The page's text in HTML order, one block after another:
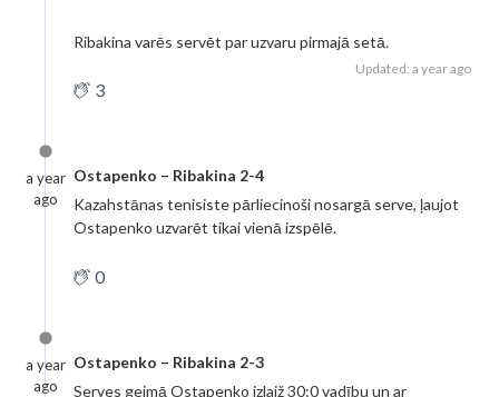
Ribakina varēs servēt par uzvaru pirmajā setā.
Updated: a year ago
3
a year
ago
Ostapenko – Ribakina 2-4
Kazahstānas tenisiste pārliecinoši nosargā serve, ļaujot
Ostapenko uzvarēt tikai vienā izspēlē.
0
a year
ago
Ostapenko – Ribakina 2-3
Serves geimā Ostapenko izlaiž 30:0 vadību un ar